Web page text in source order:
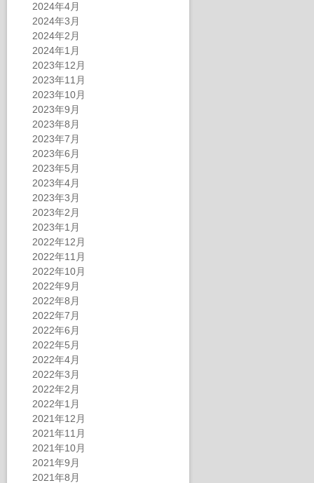
2024年4月
2024年3月
2024年2月
2024年1月
2023年12月
2023年11月
2023年10月
2023年9月
2023年8月
2023年7月
2023年6月
2023年5月
2023年4月
2023年3月
2023年2月
2023年1月
2022年12月
2022年11月
2022年10月
2022年9月
2022年8月
2022年7月
2022年6月
2022年5月
2022年4月
2022年3月
2022年2月
2022年1月
2021年12月
2021年11月
2021年10月
2021年9月
2021年8月